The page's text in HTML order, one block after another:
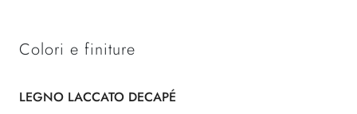
Colori e finiture
LEGNO LACCATO DECAPÉ